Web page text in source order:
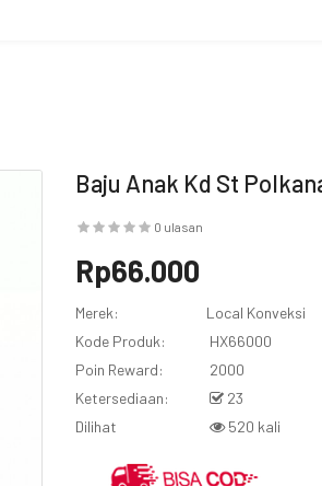
Baju Anak Kd St
0 ulasan
Rp66.000
Merek:
Local Konveksi
Kode Produk:
HX66000
Poin Reward:
2000
Ketersediaan:
23
Dilihat
520 kali